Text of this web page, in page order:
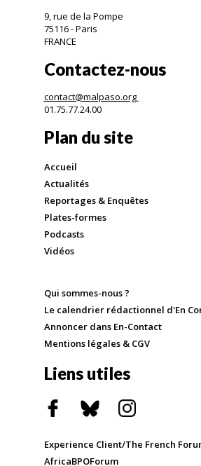
9, rue de la Pompe
75116 - Paris
FRANCE
Contactez-nous
contact@malpaso.org
01.75.77.24.00
Plan du site
Accueil
Actualités
Reportages & Enquêtes
Plates-formes
Podcasts
Vidéos
Qui sommes-nous ?
Le calendrier rédactionnel d'En
Annoncer dans En-Contact
Mentions légales & CGV
Liens utiles
Experience Client/The French
AfricaBPOForum